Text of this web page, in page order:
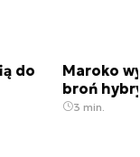
do
Maroko
broń
3 min.